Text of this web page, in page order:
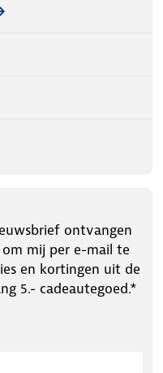
ontvangen
mij per e-mail te
en kortingen uit de
5.- cadeautegoed.*